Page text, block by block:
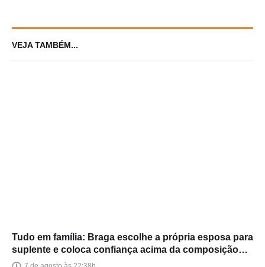
VEJA TAMBÉM...
Tudo em família: Braga escolhe a própria esposa para
suplente e coloca confiança acima da composição
política